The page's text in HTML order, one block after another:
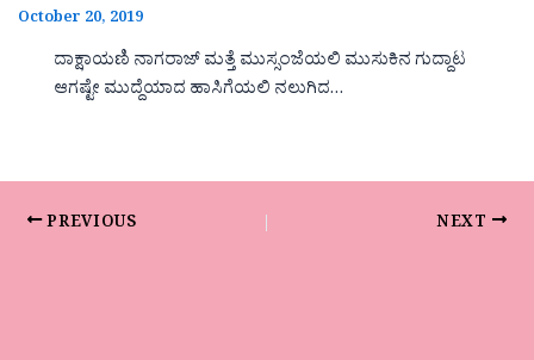
October 20, 2019
ದಾಕ್ಷಾಯಣಿ ನಾಗರಾಜ್ ಮತ್ತೆ ಮುಸ್ಸಂಜೆಯಲಿ ಮುಸುಕಿನ ಗುದ್ದಾಟ
ಆಗಷ್ಟೇ ಮುದ್ದೆಯಾದ ಹಾಸಿಗೆಯಲಿ ನಲುಗಿದ…
PREVIOUS NEXT